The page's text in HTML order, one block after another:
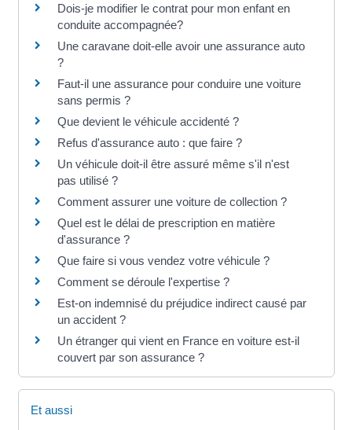
Dois-je modifier le contrat pour mon enfant en
conduite accompagnée?
Une caravane doit-elle avoir une assurance auto
?
Faut-il une assurance pour conduire une voiture
sans permis ?
Que devient le véhicule accidenté ?
Refus d'assurance auto : que faire ?
Un véhicule doit-il être assuré même s'il n'est
pas utilisé ?
Comment assurer une voiture de collection ?
Quel est le délai de prescription en matière
d'assurance ?
Que faire si vous vendez votre véhicule ?
Comment se déroule l'expertise ?
Est-on indemnisé du préjudice indirect causé par
un accident ?
Un étranger qui vient en France en voiture est-il
couvert par son assurance ?
Et aussi